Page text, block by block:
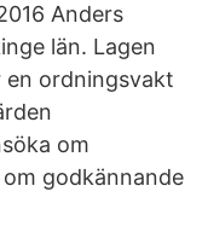
Anders
län. Lagen
en ordningsvakt
om
godkännande